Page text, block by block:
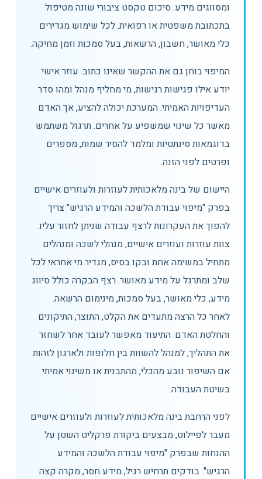
ומסווגים מידע. סיכום טקסט ציבורי שונה מטיפול
בתכתובת משפטית או רפואית. לכל שימוש מגדירים
כלי מאושר, חשבון, הרשאות, בעל סמכות וזמן מחיקה.
המיפוי בוחן גם את ההקשר שאינו כתוב. עוזר אישי
יודע אילו פגישות רגישות, מי מחליף מנהל ומהו סדר
העדיפויות האמיתי. המערכת יכולה להציע, אך האדם
מאשר כל שינוי שמשפיע על אחרים. תרגול משתמש
בדוגמאות סינתטיות ומלמד להסיר שמות, מספרים
ופרטים לפני הזנה.
היישום של בינה מלאכותית לעוזרות ולעוזרים אישיים
בפרק "מיפוי עבודת הלשכה והמידע הרגיש" צריך
להפוך את העקרונות לרצף עבודה שניתן לחזור עליו.
צוות עוזרות ועוזרים אישיים, מנהלי לשכה ומנהלים
מתחיל במשימה אחת ובקו בסיס, מגדיר מי אחראי לכל
שלב ומתרגל על מידע מאושר. רצף הבקרה כולל סיווג
מידע, כלי מאושר, בעל סמכות, מינימום הרשאה.
לאחר כל הרצה מתעדים את הקלט, התוצר, התיקונים
והחלטת האדם. התיעוד מאפשר לעובד אחר לשחזר
את התהליך, למנהל להשוות בין חלופות ולארגון לזהות
אם השיפור נובע מהכלי, מהתבנית או משינוי אמיתי
בשיטת העבודה.
לפני הרחבת בינה מלאכותית לעוזרות ולעוזרים אישיים
מעבר לפיילוט, מבצעים ביקורת פרקליט השטן על
ההנחות שבפרק "מיפוי עבודת הלשכה והמידע
הרגיש". בודקים תרחיש רגיל, מידע חסר, מקרה קצה